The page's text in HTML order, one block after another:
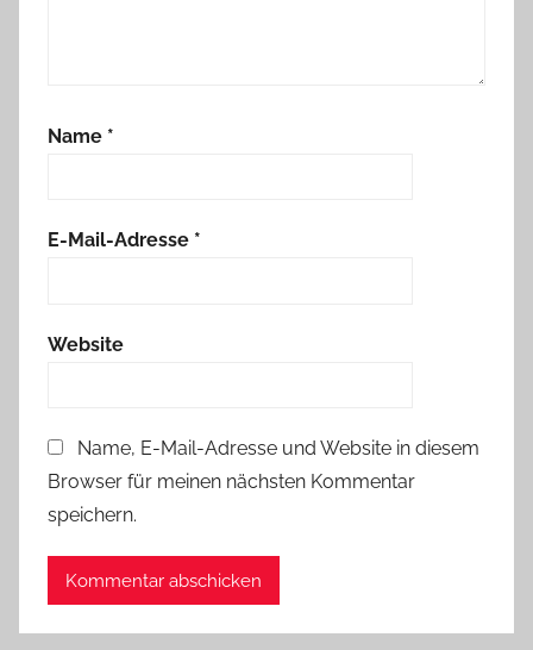
Name *
E-Mail-Adresse *
Website
Name, E-Mail-Adresse und Website in diesem
Browser für meinen nächsten Kommentar
speichern.